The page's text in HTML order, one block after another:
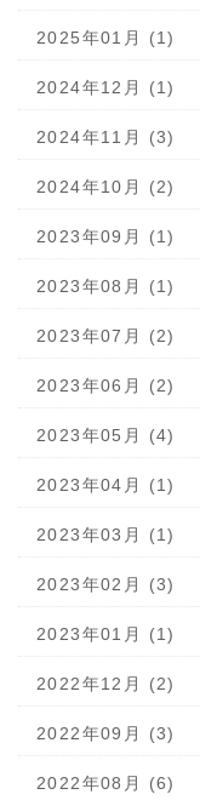
2025年01月 (1)
2024年12月 (1)
2024年11月 (3)
2024年10月 (2)
2023年09月 (1)
2023年08月 (1)
2023年07月 (2)
2023年06月 (2)
2023年05月 (4)
2023年04月 (1)
2023年03月 (1)
2023年02月 (3)
2023年01月 (1)
2022年12月 (2)
2022年09月 (3)
2022年08月 (6)